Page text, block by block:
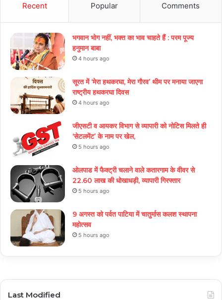
Recent Popular Comments
भगवान भोग नहीं, भक्त का भाव चाहते हैं : परम पूज्य
हनुमान बाबा
4 hours ago
सूरत में ‘मेरा हथकरघा, मेरा गौरव’ थीम पर मनाया जाएगा
राष्ट्रीय हथकरघा दिवस
4 hours ago
जीएसटी व आयकर विभाग से व्यापारी को नोटिस मिलते ही
‘सेटलमेंट’ के नाम पर खेल,
5 hours ago
ओलपाड में फैक्ट्री चलाने वाले कतारगाम के वीवर से
22.60 लाख की धोखाधड़ी, व्यापारी गिरफ्तार
5 hours ago
9 अगस्त को पर्वत पाटिया में चातुर्मास कलश स्थापना
महोत्सव
5 hours ago
Last Modified